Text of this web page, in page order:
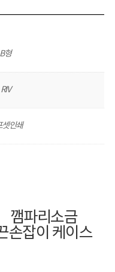
B형
RIV
셋인쇄
깸파리소금
손잡이 케이스